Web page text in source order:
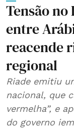
Tensão
entre
reacende
regional
Riade emitiu
nacional, que
vermelha”, e
do governo